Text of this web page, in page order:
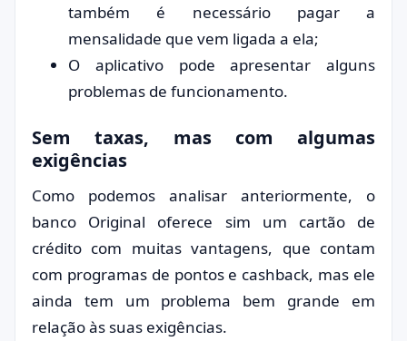
também é necessário pagar a
mensalidade que vem ligada a ela;
O aplicativo pode apresentar alguns
problemas de funcionamento.
Sem taxas, mas com algumas
exigências
Como podemos analisar anteriormente, o
banco Original oferece sim um cartão de
crédito com muitas vantagens, que contam
com programas de pontos e cashback, mas ele
ainda tem um problema bem grande em
relação às suas exigências.